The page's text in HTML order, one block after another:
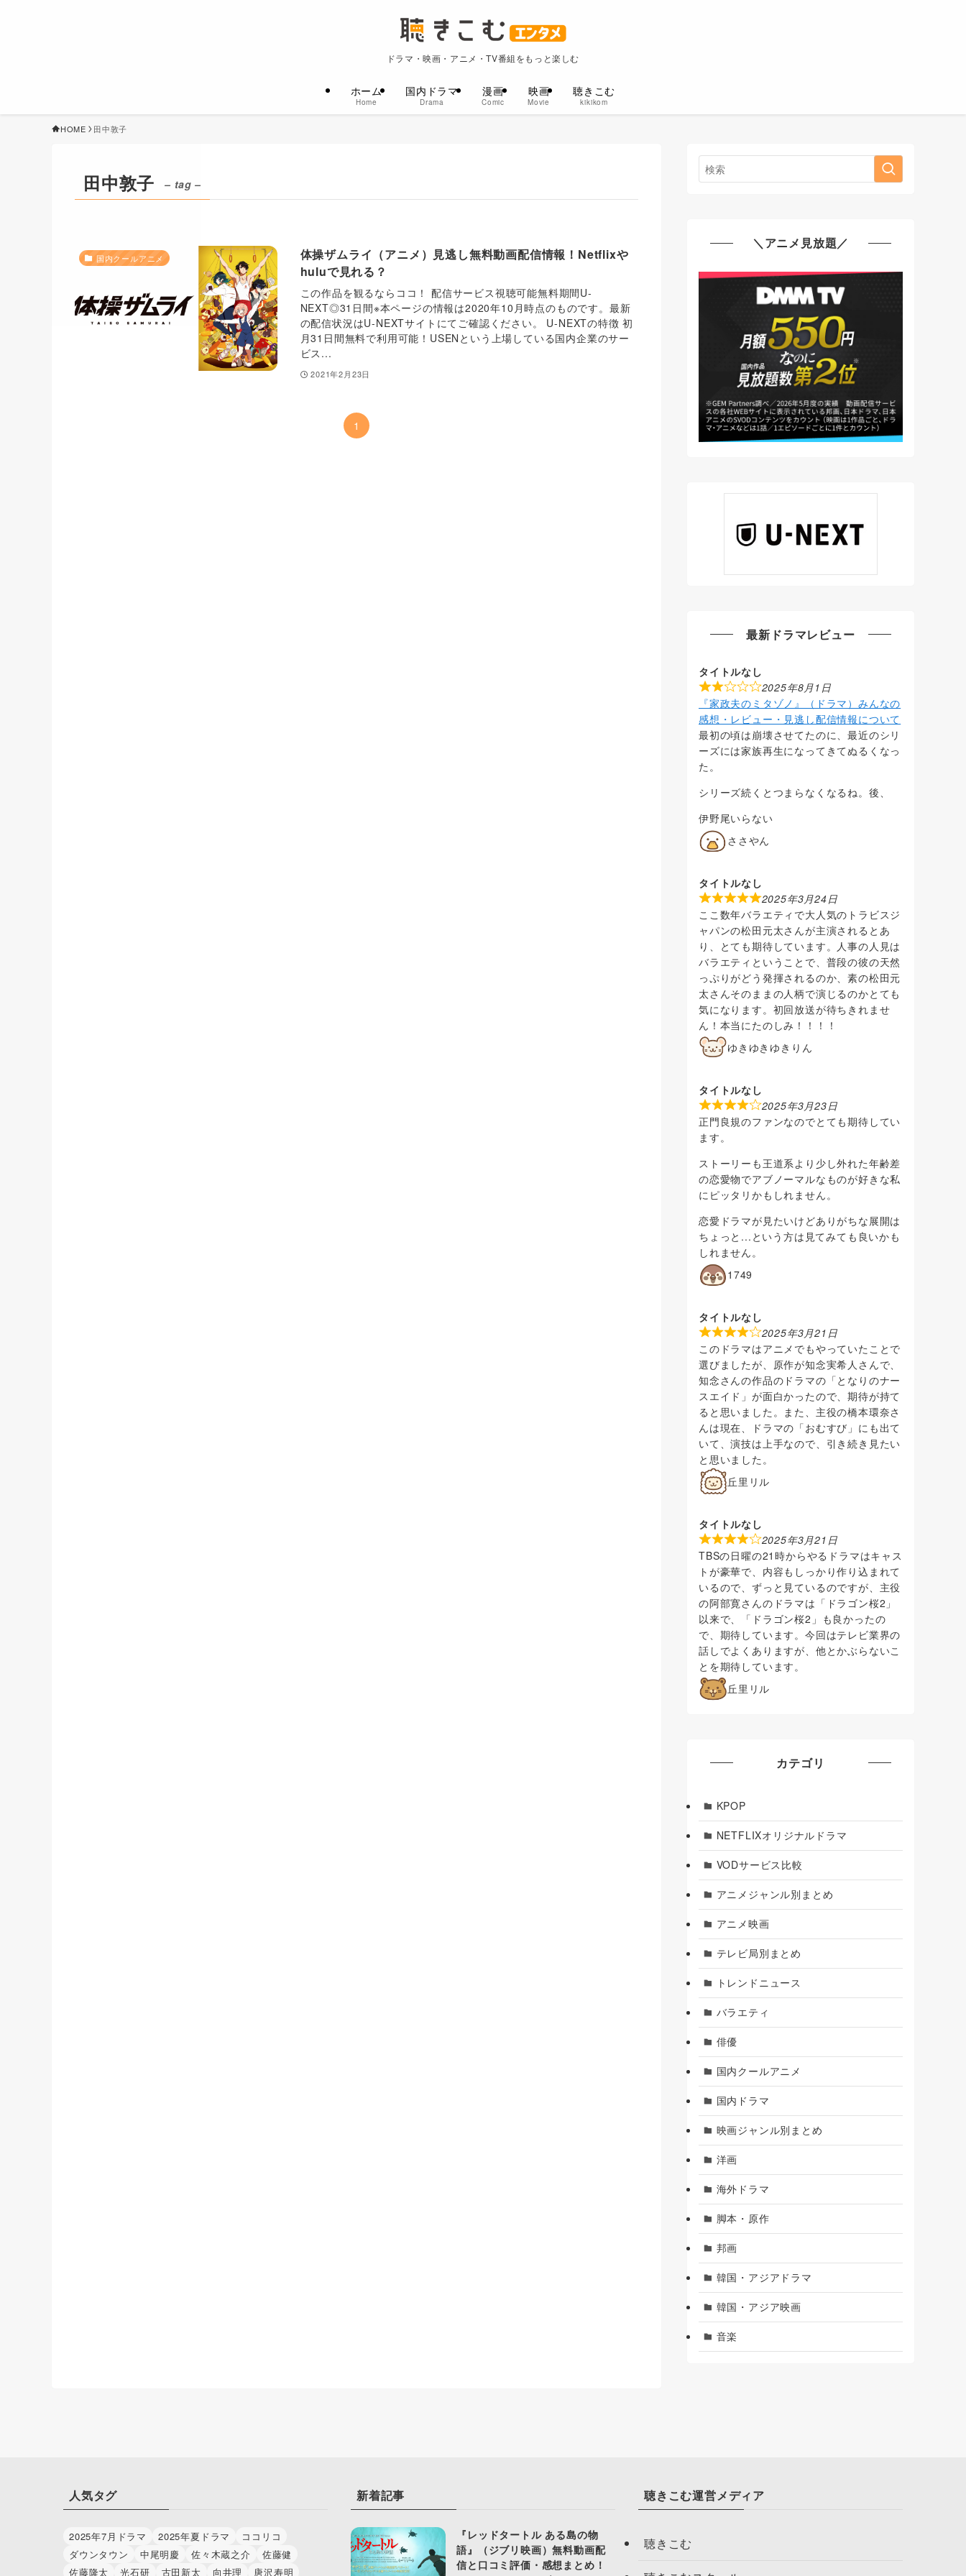
ドラマ・映画・アニメ・TV番組をもっと楽しむ
ホーム
Home
国内ドラマ
Drama
漫画
Comic
映画
Movie
聴きこむ
kikikom
HOME 田中敦子
田中敦子 – tag –
国内クールアニメ
体操ザムライ（アニメ）見逃し無料動画配信情報！Netflixや
huluで見れる？
この作品を観るならココ！ 配信サービス視聴可能無料期間U-
NEXT◎31日間※本ページの情報は2020年10月時点のものです。最新
の配信状況はU-NEXTサイトにてご確認ください。 U-NEXTの特徴 初
月31日間無料で利用可能！USENという上場している国内企業のサー
ビス...
2021年2月23日
1
＼アニメ見放題／
最新ドラマレビュー
タイトルなし
2025年8月1日
『家政夫のミタゾノ』（ドラマ）みんなの
感想・レビュー・見逃し配信情報について
最初の頃は崩壊させてたのに、最近のシリ
ーズには家族再生になってきてぬるくなっ
た。
シリーズ続くとつまらなくなるね。後、
伊野尾いらない
ささやん
タイトルなし
2025年3月24日
ここ数年バラエティで大人気のトラビスジ
ャパンの松田元太さんが主演されるとあ
り、とても期待しています。人事の人見は
バラエティということで、普段の彼の天然
っぷりがどう発揮されるのか、素の松田元
太さんそのままの人柄で演じるのかとても
気になります。初回放送が待ちきれませ
ん！本当にたのしみ！！！！
ゆきゆきゆきりん
タイトルなし
2025年3月23日
正門良規のファンなのでとても期待してい
ます。
ストーリーも王道系より少し外れた年齢差
の恋愛物でアブノーマルなものが好きな私
にピッタリかもしれません。
恋愛ドラマが見たいけどありがちな展開は
ちょっと...という方は見てみても良いかも
しれません。
1749
タイトルなし
2025年3月21日
このドラマはアニメでもやっていたことで
選びましたが、原作が知念実希人さんで、
知念さんの作品のドラマの「となりのナー
スエイド」が面白かったので、期待が持て
ると思いました。また、主役の橋本環奈さ
んは現在、ドラマの「おむすび」にも出て
いて、演技は上手なので、引き続き見たい
と思いました。
丘里リル
タイトルなし
2025年3月21日
TBSの日曜の21時からやるドラマはキャス
トが豪華で、内容もしっかり作り込まれて
いるので、ずっと見ているのですが、主役
の阿部寛さんのドラマは「ドラゴン桜2」
以来で、「ドラゴン桜2」も良かったの
で、期待しています。今回はテレビ業界の
話しでよくありますが、他とかぶらないこ
とを期待しています。
丘里リル
カテゴリ
KPOP
NETFLIXオリジナルドラマ
VODサービス比較
アニメジャンル別まとめ
アニメ映画
テレビ局別まとめ
トレンドニュース
バラエティ
俳優
国内クールアニメ
国内ドラマ
映画ジャンル別まとめ
洋画
海外ドラマ
脚本・原作
邦画
韓国・アジアドラマ
韓国・アジア映画
音楽
人気タグ
2025年7月ドラマ 2025年夏ドラマ
ココリコ
ダウンタウン
中尾明慶 佐々木蔵之介
佐藤健
佐藤隆太
光石研 古田新太 向井理 唐沢寿明
新着記事
『レッドタートル ある島の物
語』（ジブリ映画）無料動画配
信と口コミ評価・感想まとめ！
聴きこむ運営メディア
聴きこむ